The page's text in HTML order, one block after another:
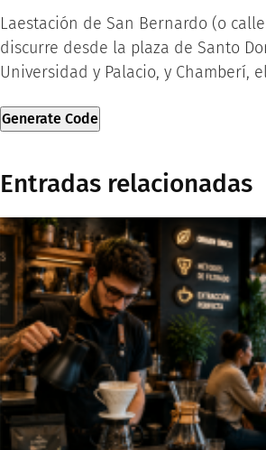
Laestación de San Bernardo (o
discurre desde la plaza de Santo
Universidad y Palacio, y Chamberí,
Generate Code
Entradas relacionadas